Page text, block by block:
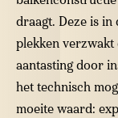
draagt. Deze is
plekken
aantasting door
het technisch
moeite waard: